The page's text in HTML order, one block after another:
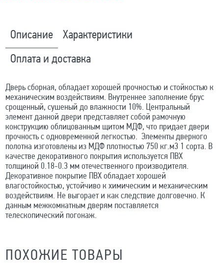
Описание Характеристики
Оплата и доставка
Дверь сборная, обладает хорошей прочностью и стойкостью к
механическим воздействиям. Внутреннее заполнение брус
срощенный, сушеный до влажности 10%. Центральный
элемент данной двери представляет собой рамочную
конструкцию облицованным щитом МДФ, что придает двери
прочность с одновременной легкостью. Элементы дверного
полотна изготовлены из МДФ плотностью 750 кг.м3 1 сорта. В
качестве декоративного покрытия используется ПВХ
толщиной 0.18-0.3 мм отечественного производителя.
Декоративное покрытие ПВХ обладает хорошей
влагостойкостью, устойчиво к химическим и механическим
воздействиям. Не выгорает и как следствие долговечно. К
данным межкомнатным дверям поставляется
телескопический погонаж.
ПОХОЖИЕ ТОВАРЫ